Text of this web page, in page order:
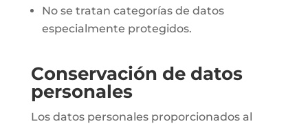
No se tratan categorías de datos
especialmente protegidos.
Conservación de datos
personales
Los datos personales proporcionados al